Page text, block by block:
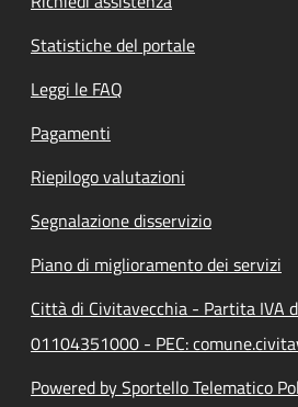
Statistiche del portale
Leggi le FAQ
Pagamenti
Riepilogo valutazioni
Segnalazione disservizio
Piano di miglioramento dei servizi
Città di Civitavecchia - Partita IVA
01104351000 - PEC:
Powered by Sportello Telematico